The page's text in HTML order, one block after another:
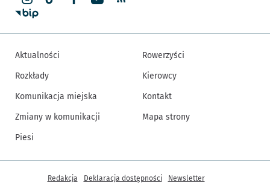
Aktualności
Rozkłady
Komunikacja miejska
Zmiany w komunikacji
Piesi
Rowerzyści
Kierowcy
Kontakt
Mapa strony
Inne informacje
Redakcja Deklaracja dostępności Newsletter